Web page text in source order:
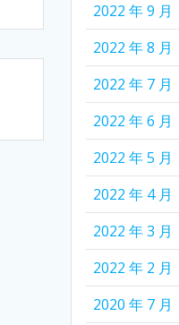
2022 年 9 月
2022 年 8 月
2022 年 7 月
2022 年 6 月
2022 年 5 月
2022 年 4 月
2022 年 3 月
2022 年 2 月
2020 年 7 月